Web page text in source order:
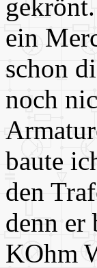
ein
schon
noch
baute
den
denn er
KOhm